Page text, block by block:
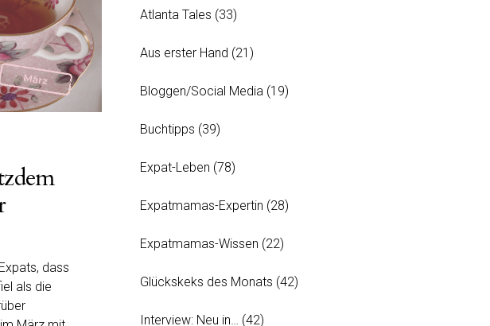
dass
als die
Atlanta Tales (33)
Aus erster Hand (21)
Bloggen/Social Media (19)
Buchtipps (39)
Expat-Leben (78)
Expatmamas-Expertin (28)
Expatmamas-Wissen (22)
Glückskeks des Monats (42)
Interview: Neu in… (42)